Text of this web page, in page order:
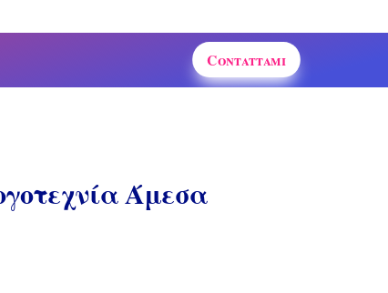
Contattami
Άμεσα